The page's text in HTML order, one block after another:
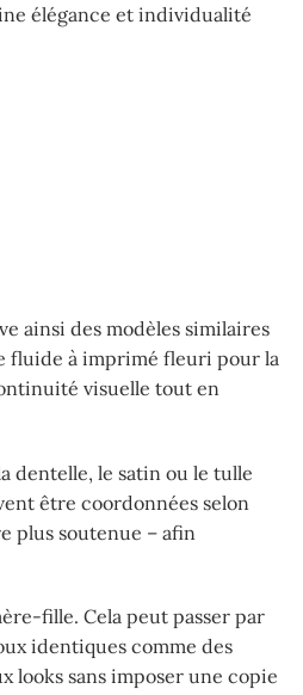
élégance et individualité
ainsi des modèles similaires
fluide à imprimé fleuri pour la
visuelle tout en
dentelle, le satin ou le tulle
être coordonnées selon
plus soutenue – afin
fille. Cela peut passer par
identiques comme des
looks sans imposer une copie